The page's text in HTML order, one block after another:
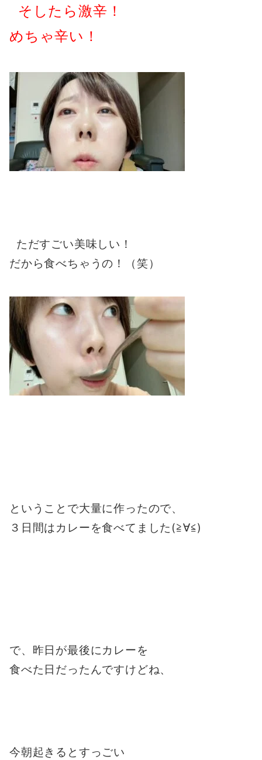
そしたら激辛！
めちゃ辛い！
ただすごい美味しい！
だから食べちゃうの！（笑）
ということで大量に作ったので、
３日間はカレーを食べてました(≧∀≦)
で、昨日が最後にカレーを
食べた日だったんですけどね、
今朝起きるとすっごい